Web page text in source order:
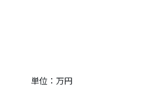
単位：万円